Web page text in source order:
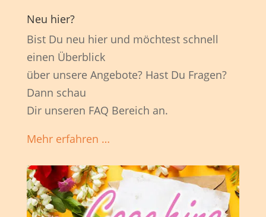
Neu hier?
Bist Du neu hier und möchtest schnell
einen Überblick
über unsere Angebote? Hast Du Fragen?
Dann schau
Dir unseren FAQ Bereich an.
Mehr erfahren …